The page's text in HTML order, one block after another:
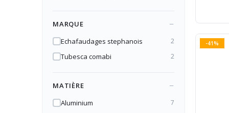
-41%
MARQUE
Echafaudages stephanois
2
Tubesca comabi 2
MATIÈRE
Aluminium
7